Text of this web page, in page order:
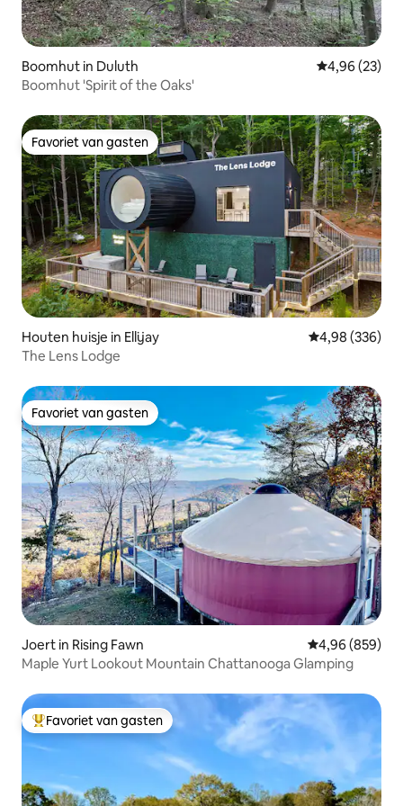
Boomhut in Duluth Gemiddelde
4,96 (23)
Boomhut 'Spirit of the Oaks'
Favoriet van gasten
Favoriet van gasten
Houten huisje in Ellijay Gemiddelde
4,98 (336)
The Lens Lodge
Favoriet van gasten
Favoriet van gasten
Joert in Rising Fawn Gemiddelde
4,96 (859)
Maple Yurt Lookout Mountain Chattanooga Glamping
Topfavoriet van gasten
Favoriet van gasten